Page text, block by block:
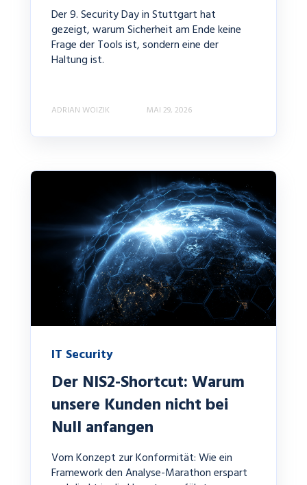
Der 9. Security Day in Stuttgart hat
gezeigt, warum Sicherheit am Ende keine
Frage der Tools ist, sondern eine der
Haltung ist.
ADRIAN WOIZIK MAI 29, 2026
IT Security
Der NIS2-Shortcut: Warum
unsere Kunden nicht bei
Null anfangen
Vom Konzept zur Konformität: Wie ein
Framework den Analyse-Marathon erspart